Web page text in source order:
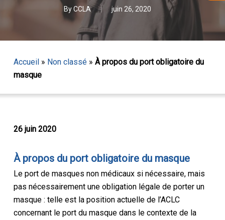
ByCCLA juin 26, 2020
Accueil» Non classé» À propos du port obligatoire du
masque
26 juin 2020
À propos du port obligatoire du masque
Le port de masques non médicaux si nécessaire, mais
pas nécessairement une obligation légale de porter un
masque : telle est la position actuelle de l’ACLC
concernant le port du masque dans le contexte de la